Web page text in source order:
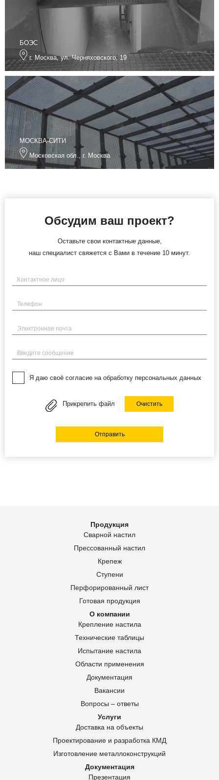
БОЭС
г. Москва, ул. Черняховского, 19
МОСКВА-СИТИ
Московская обл., г. Москва
Обсудим ваш проект?
Оставьте свои контактные данные,
наш специалист свяжется с Вами в течение 10 минут.
Имя
Телефон
Электронная почта
Введите сообщение
Я даю своё согласие на обработку персональных данных
Прикрепить файл Очистить
Отправить
Продукция
Сварной настил
Прессованный настил
Крепеж
Ступени
Перфорированный лист
Готовая продукция
О компании
Крепление настила
Технические таблицы
Испытание настила
Области применения
Документация
Вакансии
Вопросы – ответы
Услуги
Доставка на объекты
Проектирование и разработка КМД
Изготовление металлоконструкций
Документация
Презентация